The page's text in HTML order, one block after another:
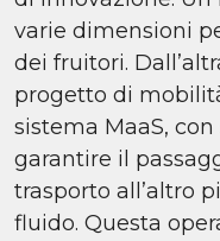
varie dimensioni
dei fruitori.
progetto di
sistema MaaS,
garantire il
trasporto all’altro
fluido. Questa